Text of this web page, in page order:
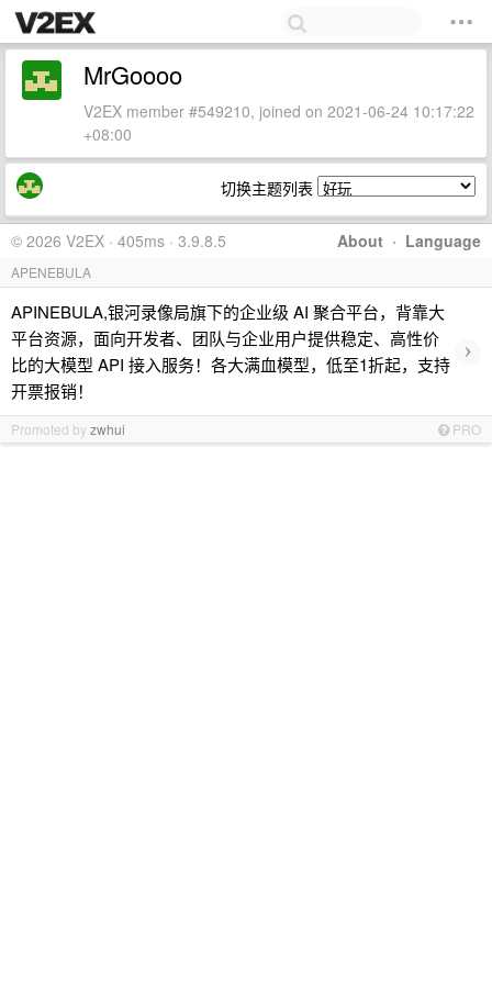
MrGoooo
V2EX member #549210, joined on 2021-06-24 10:17:22
+08:00
切换主题列表
About · Language
© 2026 V2EX · 405ms · 3.9.8.5
APENEBULA
APINEBULA,银河录像局旗下的企业级 AI 聚合平台，背靠大
平台资源，面向开发者、团队与企业用户提供稳定、高性价
比的大模型 API 接入服务！各大满血模型，低至1折起，支持
开票报销！
›
Promoted byzwhui PRO